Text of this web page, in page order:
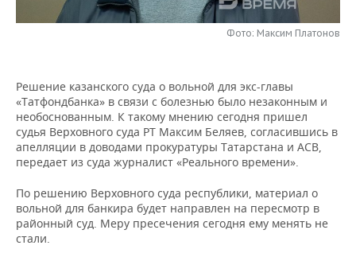
ТЕЛЕКОММУНИКАЦИИ
БИЗНЕС-БРАНЧИ
ОТКРЫТАЯ ЛЕКЦИЯ
ФУТБОЛ
БАСКЕТБОЛ
ВОЛЕЙБОЛ
КИБЕРСПОРТ
ФИГУРНОЕ КАТАНИЕ
ВОДНЫЕ ВИДЫ СПОРТА
НОВОСТИ ОБЩЕСТВА
ИНФРАСТРУКТУРА
ИСТОРИЯ
КУЛЬТУРА
МЕДИЦИНА
ОБРАЗОВАНИЕ
ФОТОГАЛЕРЕЯ
СПРАВОЧНИК
СПИСОК ПЕРСОН
СПИСОК КОМПАНИЙ
ПОЛНАЯ ВЕРСИЯ
Фото: Максим Платонов
Решение казанского суда о вольной для экс-главы
«Татфондбанка» в связи с болезнью было незаконным и
необоснованным. К такому мнению сегодня пришел
судья Верховного суда РТ Максим Беляев, согласившись в
апелляции в доводами прокуратуры Татарстана и АСВ,
передает из суда журналист «Реального времени».
По решению Верховного суда республики, материал о
вольной для банкира будет направлен на пересмотр в
районный суд. Меру пресечения сегодня ему менять не
стали.